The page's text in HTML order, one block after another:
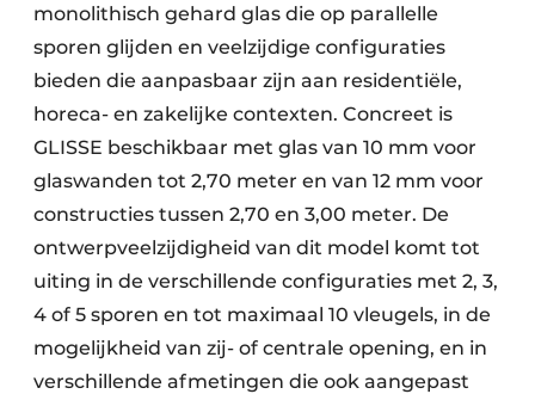
monolithisch gehard glas die op parallelle
sporen glijden en veelzijdige configuraties
bieden die aanpasbaar zijn aan residentiële,
horeca- en zakelijke contexten. Concreet is
GLISSE beschikbaar met glas van 10 mm voor
glaswanden tot 2,70 meter en van 12 mm voor
constructies tussen 2,70 en 3,00 meter. De
ontwerpveelzijdigheid van dit model komt tot
uiting in de verschillende configuraties met 2, 3,
4 of 5 sporen en tot maximaal 10 vleugels, in de
mogelijkheid van zij- of centrale opening, en in
verschillende afmetingen die ook aangepast